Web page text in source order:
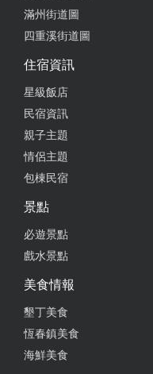
龍裝置，生意興
晚餐，走進餐廳
形金剛般的車，
皮，刺鮭米粉火
這間的餐點料理
也不會覺得很大
間也算舒適，不
的特殊香氣經過
燙的魚皮口感脆
跟一般炸豆腐的
炒蛋又稱情人的
又一口。炒海瓜
片新鮮Q脆。炒時
滿州街道圖
四重溪街道圖
住宿資訊
星級飯店
民宿資訊
親子主題
情侶主題
包棟民宿
景點
必遊景點
戲水景點
美食情報
墾丁美食
恆春鎮美食
海鮮美食